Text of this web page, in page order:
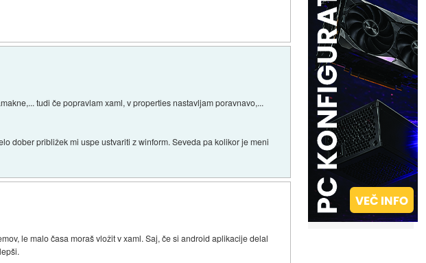
tudi če popravlam xaml, v properties nastavljam poravnavo,...
dober približek mi uspe ustvariti z winform. Seveda pa kolikor je meni
le malo časa moraš vložit v xaml. Saj, če si android aplikacije delal